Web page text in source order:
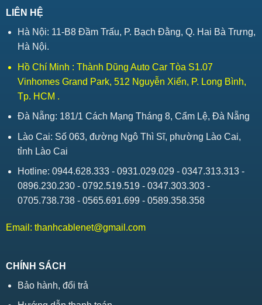
LIÊN HỆ
Hà Nội: 11-B8 Đầm Trấu, P. Bạch Đằng, Q. Hai Bà Trưng,
Hà Nội.
Hồ Chí Minh : Thành Dũng Auto Car Tòa S1.07
Vinhomes Grand Park, 512 Nguyễn Xiển, P. Long Bình,
Tp. HCM .
Đà Nẵng: 181/1 Cách Mạng Tháng 8, Cẩm Lệ, Đà Nẵng
Lào Cai: Số 063, đường Ngô Thì Sĩ, phường Lào Cai,
tỉnh Lào Cai
Hotline: 0944.628.333 - 0931.029.029 - 0347.313.313 -
0896.230.230 - 0792.519.519 - 0347.303.303 -
0705.738.738 - 0565.691.699 - 0589.358.358
Email: thanhcablenet@gmail.com
CHÍNH SÁCH
Bảo hành, đổi trả